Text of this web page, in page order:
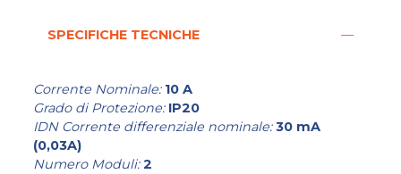
SPECIFICHE TECNICHE
Corrente Nominale: 10 A
Grado di Protezione: IP20
IDN Corrente differenziale nominale: 30 mA
(0,03A)
Numero Moduli: 2